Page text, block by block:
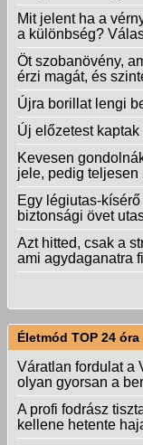
Mit jelent ha a
a különbség?
Öt szobanövény,
érzi magát, és
Újra borillat lengi
Új előzetest
Kevesen
jele, pedig teljesen
Egy légiutas-
biztonsági övet
Azt hitted, csak a
ami agydaganatra
Életmód TOP 24 óra
Váratlan fordulat a
olyan gyorsan a
A profi fodrász
kellene hetente